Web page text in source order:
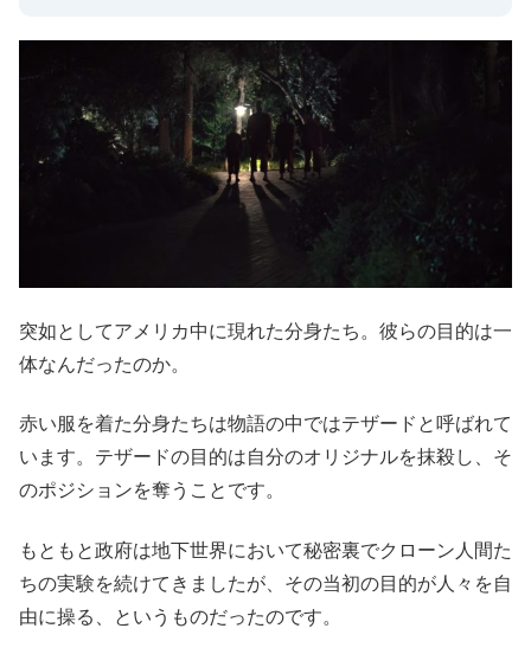
突如としてアメリカ中に現れた分身たち。彼らの目的は一
体なんだったのか。
赤い服を着た分身たちは物語の中ではテザードと呼ばれて
います。テザードの目的は自分のオリジナルを抹殺し、そ
のポジションを奪うことです。
もともと政府は地下世界において秘密裏でクローン人間た
ちの実験を続けてきましたが、その当初の目的が人々を自
由に操る、というものだったのです。